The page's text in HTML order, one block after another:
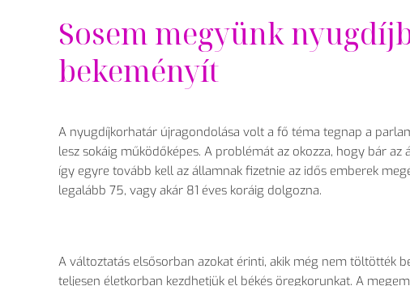
Sosem megyünk
bekeményít
A nyugdíjkorhatár újragondolása volt a fő téma tegnap a
lesz sokáig működőképes. A problémát az okozza, hogy bár
így egyre tovább kell az államnak fizetnie az idős emberek
legalább 75, vagy akár 81 éves koráig dolgozna.
A változtatás elsősorban azokat érinti, akik még nem töltötték
teljesen életkorban kezdhetjük el békés öregkorunkat. A